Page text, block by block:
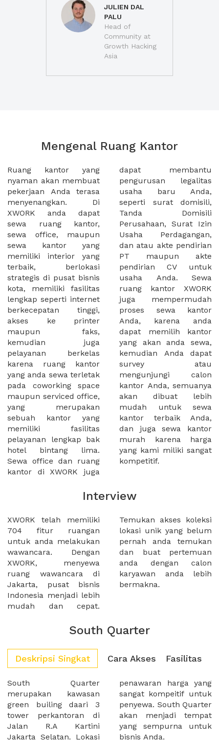
JULIEN DAL
PALU
Head of
Community at
Growth Hacking
Asia
Mengenal Ruang Kantor
Ruang kantor yang
nyaman akan membuat
pekerjaan Anda terasa
menyenangkan. Di
XWORK anda dapat
sewa ruang kantor,
sewa office, maupun
sewa kantor yang
memiliki interior yang
terbaik, berlokasi
strategis di pusat bisnis
kota, memiliki fasilitas
lengkap seperti internet
berkecepatan tinggi,
akses ke printer
maupun faks,
kemudian juga
pelayanan berkelas
karena ruang kantor
yang anda sewa terletak
pada coworking space
maupun serviced office,
yang merupakan
sebuah kantor yang
memiliki fasilitas
pelayanan lengkap bak
hotel bintang lima.
Sewa office dan ruang
kantor di XWORK juga
dapat membantu
pengurusan legalitas
usaha baru Anda,
seperti surat domisili,
Tanda Domisili
Perusahaan, Surat Izin
Usaha Perdagangan,
dan atau akte pendirian
PT maupun akte
pendirian CV untuk
usaha Anda. Sewa
ruang kantor XWORK
juga mempermudah
proses sewa kantor
Anda, karena anda
dapat memilih kantor
yang akan anda sewa,
kemudian Anda dapat
survey atau
mengunjungi calon
kantor Anda, semuanya
akan dibuat lebih
mudah untuk sewa
kantor terbaik Anda,
dan juga sewa kantor
murah karena harga
yang kami miliki sangat
kompetitif.
Interview
XWORK telah memiliki
704 fitur ruangan
untuk anda melakukan
wawancara. Dengan
XWORK, menyewa
ruang wawancara di
Jakarta, pusat bisnis
Indonesia menjadi lebih
mudah dan cepat.
Temukan akses koleksi
lokasi unik yang belum
pernah anda temukan
dan buat pertemuan
anda dengan calon
karyawan anda lebih
bermakna.
South Quarter
Deskripsi Singkat Cara Akses Fasilitas
South Quarter
merupakan kawasan
green builing daari 3
tower perkantoran di
Jalan R.A Kartini
Jakarta Selatan. Lokasi
penawaran harga yang
sangat kompeitif untuk
penyewa. South Quarter
akan menjadi tempat
yang sempurna untuk
bisnis Anda.